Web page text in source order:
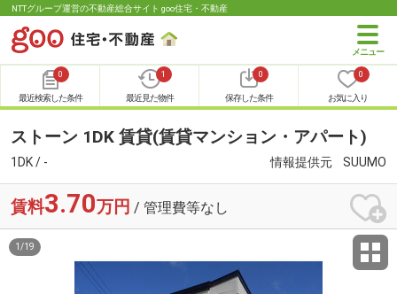
NTTグループ運営の不動産総合サイト goo住宅・不動産
0
最近検索した条件
1
最近見た物件
0
保存した条件
0
お気に入り
ストーン 1DK 賃貸(賃貸マンション・アパート)
1DK / - 情報提供元 SUUMO
賃料3.70万円 / 管理費等なし
1 /19